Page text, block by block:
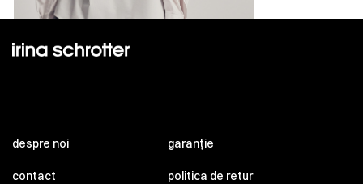
despre noi
contact
garanție
politica de retur